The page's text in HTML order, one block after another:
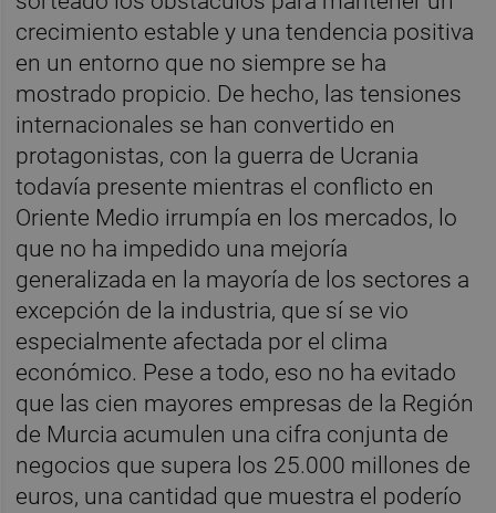
crecimiento estable y una tendencia positiva
en un entorno que no siempre se ha
mostrado propicio. De hecho, las tensiones
internacionales se han convertido en
protagonistas, con la guerra de Ucrania
todavía presente mientras el conflicto en
Oriente Medio irrumpía en los mercados, lo
que no ha impedido una mejoría
generalizada en la mayoría de los sectores a
excepción de la industria, que sí se vio
especialmente afectada por el clima
económico. Pese a todo, eso no ha evitado
que las cien mayores empresas de la Región
de Murcia acumulen una cifra conjunta de
negocios que supera los 25.000 millones de
euros, una cantidad que muestra el poderío